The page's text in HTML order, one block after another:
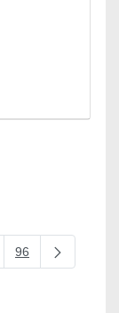
billentyűvel.
oldalak
Oldal
96